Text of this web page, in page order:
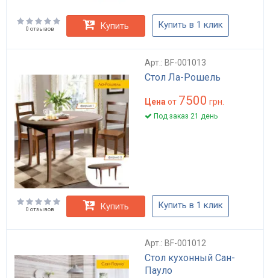
0 отзывов Купить Купить в 1 клик
Арт.: BF-001013
Стол Ла-Рошель
Цена от 7500 грн.
Под заказ 21 день
0 отзывов Купить Купить в 1 клик
Арт.: BF-001012
Стол кухонный Сан-
Пауло